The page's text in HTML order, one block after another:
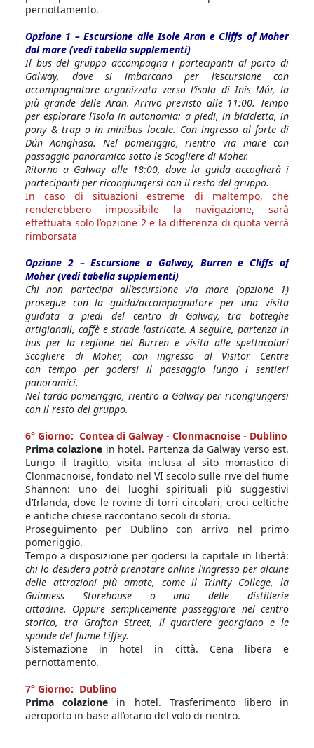
pernottamento.
Opzione 1 – Escursione alle Isole Aran e Cliffs of Moher
dal mare (vedi tabella supplementi)
Il bus del gruppo accompagna i partecipanti al porto di
Galway, dove si imbarcano per l’escursione con
accompagnatore organizzata verso l’isola di Inis Mór, la
più grande delle Aran. Arrivo previsto alle 11:00. Tempo
per esplorare l’isola in autonomia: a piedi, in bicicletta, in
pony & trap o in minibus locale. Con ingresso al forte di
Dún Aonghasa. Nel pomeriggio, rientro via mare con
passaggio panoramico sotto le Scogliere di Moher.
Ritorno a Galway alle 18:00, dove la guida accoglierà i
partecipanti per ricongiungersi con il resto del gruppo.
In caso di situazioni estreme di maltempo, che
renderebbero impossibile la navigazione, sarà
effettuata solo l’opzione 2 e la differenza di quota verrà
rimborsata
Opzione 2 – Escursione a Galway, Burren e Cliffs of
Moher (vedi tabella supplementi)
Chi non partecipa all’escursione via mare (opzione 1)
prosegue con la guida/accompagnatore per una visita
guidata a piedi del centro di Galway, tra botteghe
artigianali, caffè e strade lastricate. A seguire, partenza in
bus per la regione del Burren e visita alle spettacolari
Scogliere di Moher, con ingresso al Visitor Centre
con tempo per godersi il paesaggio lungo i sentieri
panoramici.
Nel tardo pomeriggio, rientro a Galway per ricongiungersi
con il resto del gruppo.
6° Giorno: Contea di Galway - Clonmacnoise - Dublino
Prima colazione in hotel. Partenza da Galway verso est.
Lungo il tragitto, visita inclusa al sito monastico di
Clonmacnoise, fondato nel VI secolo sulle rive del fiume
Shannon: uno dei luoghi spirituali più suggestivi
d’Irlanda, dove le rovine di torri circolari, croci celtiche
e antiche chiese raccontano secoli di storia.
Proseguimento per Dublino con arrivo nel primo
pomeriggio.
Tempo a disposizione per godersi la capitale in libertà:
chi lo desidera potrà prenotare online l’ingresso per alcune
delle attrazioni più amate, come il Trinity College, la
Guinness Storehouse o una delle distillerie
cittadine. Oppure semplicemente passeggiare nel centro
storico, tra Grafton Street, il quartiere georgiano e le
sponde del fiume Liffey.
Sistemazione in hotel in città. Cena libera e
pernottamento.
7° Giorno: Dublino
Prima colazione in hotel. Trasferimento libero in
aeroporto in base all’orario del volo di rientro.